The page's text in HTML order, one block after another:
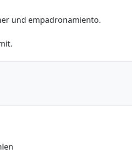
und empadronamiento.